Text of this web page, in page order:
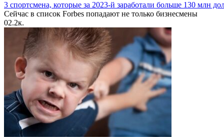
3 спортсмена, которые за 2023-й заработали больше 130 млн
Сейчас в список Forbes попадают не только бизнесмены
02.2к.